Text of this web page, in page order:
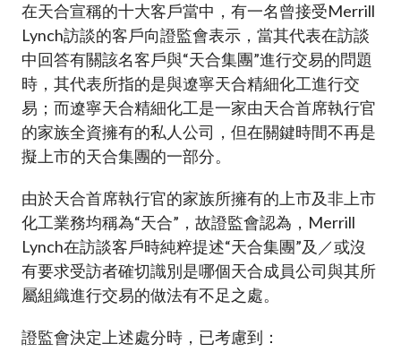
在天合宣稱的十大客戶當中，有一名曾接受Merrill
Lynch訪談的客戶向證監會表示，當其代表在訪談
中回答有關該名客戶與“天合集團”進行交易的問題
時，其代表所指的是與遼寧天合精細化工進行交
易；而遼寧天合精細化工是一家由天合首席執行官
的家族全資擁有的私人公司，但在關鍵時間不再是
擬上市的天合集團的一部分。
由於天合首席執行官的家族所擁有的上市及非上市
化工業務均稱為“天合”，故證監會認為，Merrill
Lynch在訪談客戶時純粹提述“天合集團”及／或沒
有要求受訪者確切識別是哪個天合成員公司與其所
屬組織進行交易的做法有不足之處。
證監會決定上述處分時，已考慮到：